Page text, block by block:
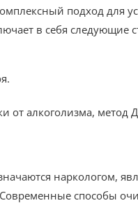
подход для
в себя следующие
от алкоголизма,
наркологом,
способы